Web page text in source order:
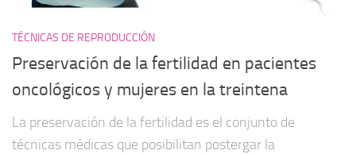
TÉCNICAS DE REPRODUCCIÓN
Preservación de la fertilidad en pacientes
oncológicos y mujeres en la treintena
La preservación de la fertilidad es el conjunto de
técnicas médicas que posibilitan postergar la